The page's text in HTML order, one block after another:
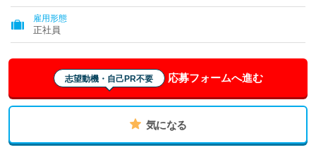
雇用形態
正社員
志望動機・自己PR不要 応募フォームへ進む
気になる